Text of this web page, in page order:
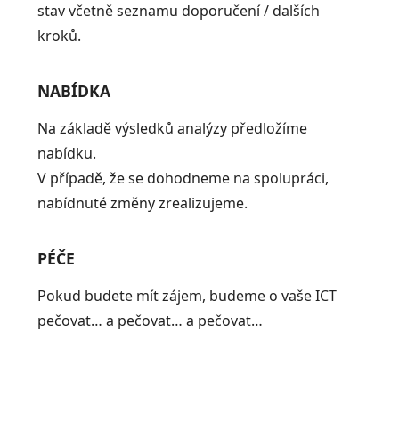
stav včetně seznamu doporučení / dalších
kroků.
NABÍDKA
Na základě výsledků analýzy předložíme
nabídku.
V případě, že se dohodneme na spolupráci,
nabídnuté změny zrealizujeme.
PÉČE
Pokud budete mít zájem, budeme o vaše ICT
pečovat… a pečovat… a pečovat…